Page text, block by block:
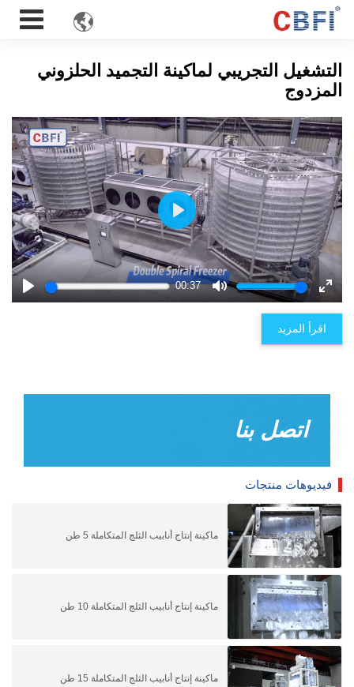

التشغيل التجريبي لماكينة التجميد الحلزوني
المزدوج
Play
00:37
Mute
Enter
Play
اقرأ المزيد
اتصل بنا
فيديوهات منتجات
ماكينة إنتاج أنابيب الثلج المتكاملة 5 طن
ماكينة إنتاج أنابيب الثلج المتكاملة 10 طن
ماكينة إنتاج أنابيب الثلج المتكاملة 15 طن